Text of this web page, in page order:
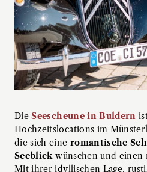
DieSeescheune in Buldern
Hochzeitslocations im
die sich eine romantische
Seeblickwünschen und einen
Mit ihrer idyllischen Lage,